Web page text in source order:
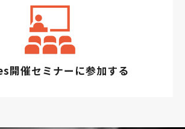
開催セミナーに参加する